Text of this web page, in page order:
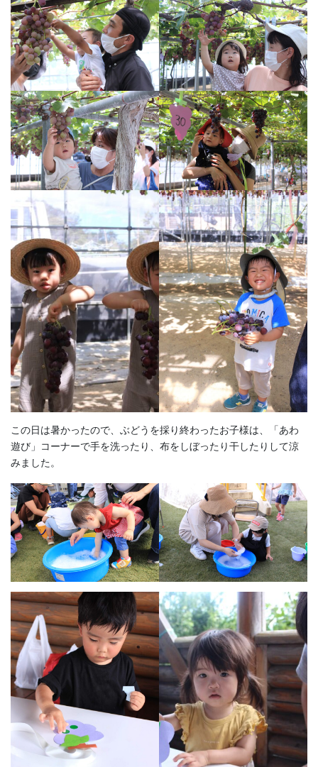
この日は暑かったので、ぶどうを採り終わったお子様は、「あわ
遊び」コーナーで手を洗ったり、布をしぼったり干したりして涼
みました。